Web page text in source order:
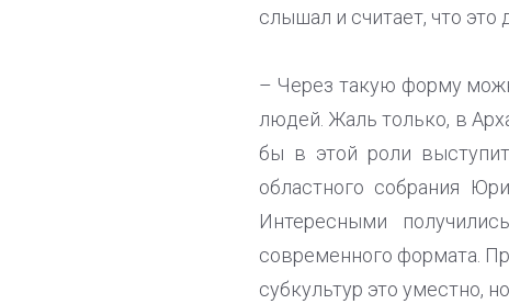
слышал и считает, что
– Через такую форму
людей. Жаль только, в
бы в этой роли
областного собрания
Интересными
современного формата.
субкультур это уместно,